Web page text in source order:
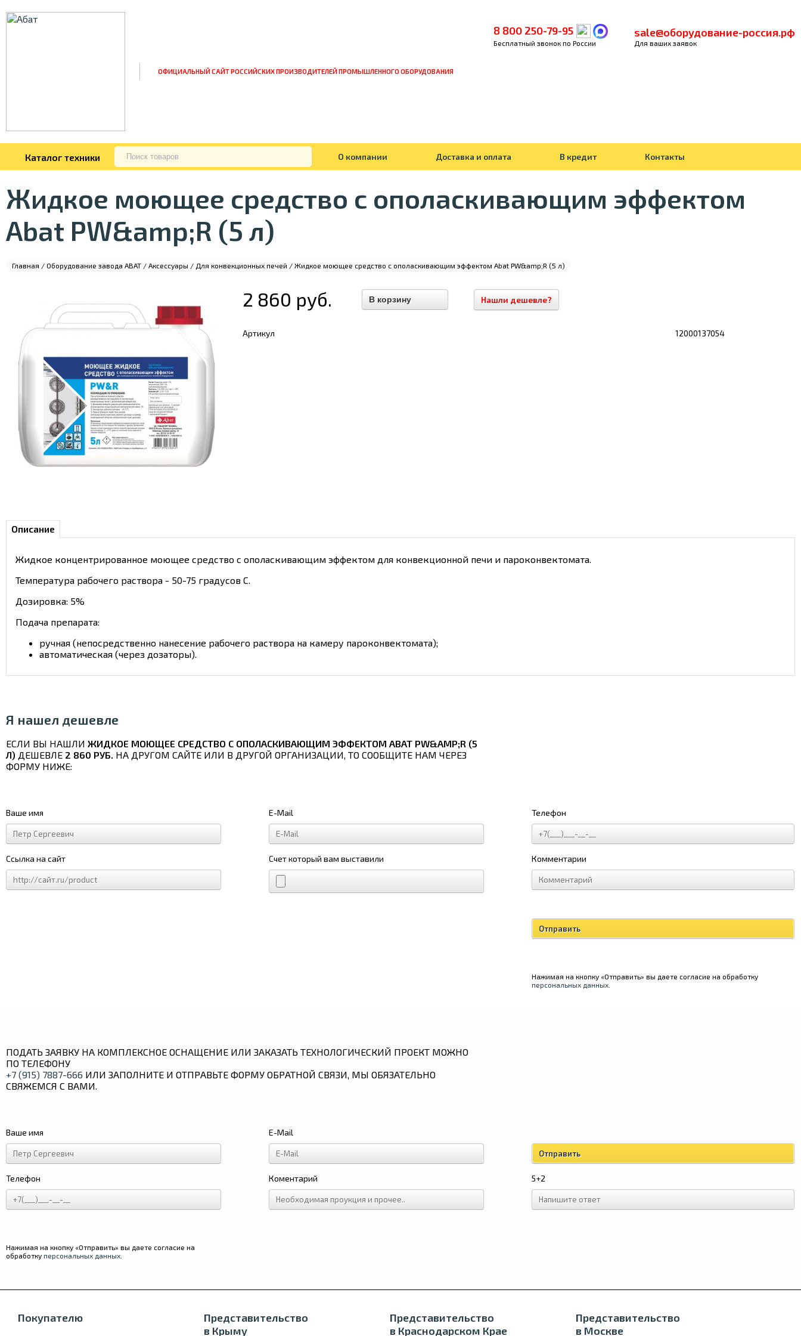
ОФИЦИАЛЬНЫЙ САЙТ РОССИЙСКИХ ПРОИЗВОДИТЕЛЕЙ ПРОМЫШЛЕННОГО ОБОРУДОВАНИЯ
8 800 250-79-95
Бесплатный звонок по России
sale@оборудование-россия.рф
Для ваших заявок
Каталог техники О компании Доставка и оплата В кредит Контакты
Жидкое моющее средство с ополаскивающим эффектом
Abat PW&amp;R (5 л)
Главная / Оборудование завода ABAT / Аксессуары / Для конвекционных печей / Жидкое моющее средство с ополаскивающим эффектом Abat PW&amp;R (5 л)
2 860 руб. Нашли дешевле?
Артикул 12000137054
Описание
Жидкое концентрированное моющее средство с ополаскивающим эффектом для конвекционной печи и пароконвектомата.
Температура рабочего раствора - 50-75 градусов С.
Дозировка: 5%
Подача препарата:
ручная (непосредственно нанесение рабочего раствора на камеру пароконвектомата);
автоматическая (через дозаторы).
Я нашел дешевле
ЕСЛИ ВЫ НАШЛИ ЖИДКОЕ МОЮЩЕЕ СРЕДСТВО С ОПОЛАСКИВАЮЩИМ ЭФФЕКТОМ ABAT PW&AMP;R (5
Л) ДЕШЕВЛЕ 2 860 РУБ. НА ДРУГОМ САЙТЕ ИЛИ В ДРУГОЙ ОРГАНИЗАЦИИ, ТО СООБЩИТЕ НАМ ЧЕРЕЗ
ФОРМУ НИЖЕ:
Ваше имя E-Mail Телефон
Ссылка на сайт Счет который вам выставили Комментарии
Нажимая на кнопку «Отправить» вы даете согласие на обработку
персональных данных.
ПОДАТЬ ЗАЯВКУ НА КОМПЛЕКСНОЕ ОСНАЩЕНИЕ ИЛИ ЗАКАЗАТЬ ТЕХНОЛОГИЧЕСКИЙ ПРОЕКТ МОЖНО
ПО ТЕЛЕФОНУ
+7 (915) 7887-666 ИЛИ ЗАПОЛНИТЕ И ОТПРАВЬТЕ ФОРМУ ОБРАТНОЙ СВЯЗИ, МЫ ОБЯЗАТЕЛЬНО
СВЯЖЕМСЯ С ВАМИ.
Ваше имя E-Mail
Телефон Коментарий 5+2
Нажимая на кнопку «Отправить» вы даете согласие на
обработку персональных данных
Покупателю
Представительство
в Крыму
Представительство
в Краснодарском Крае
Представительство
в Москве